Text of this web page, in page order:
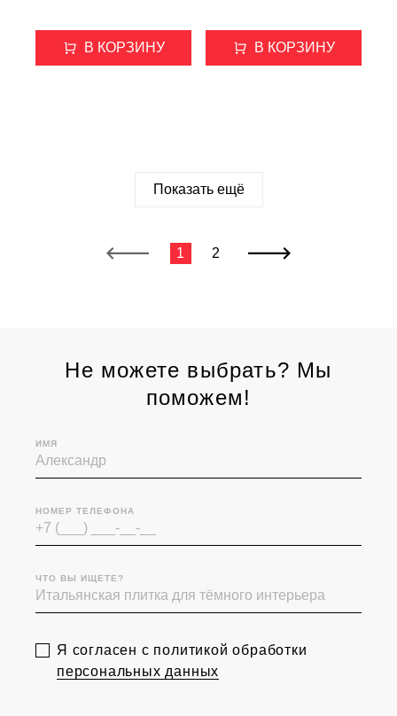
В КОРЗИНУ В КОРЗИНУ
Показать ещё
1 2
Не можете выбрать? Мы
поможем!
ИМЯ
НОМЕР ТЕЛЕФОНА
ЧТО ВЫ ИЩЕТЕ?
Я согласен с политикой обработки
персональных данных